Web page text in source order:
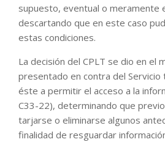
supuesto, eventual o meramente
descartando que en este caso
estas condiciones.
La decisión del CPLT se dio en el
presentado en contra del Servicio
éste a permitir el acceso a la
C33-22), determinando que
tarjarse o eliminarse algunos
finalidad de resguardar